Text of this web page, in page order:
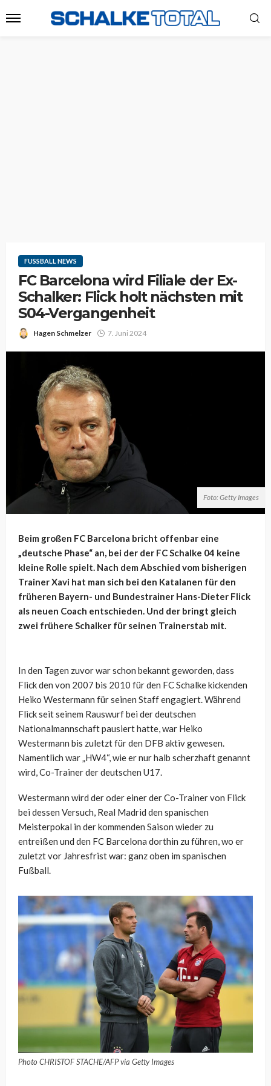
FUSSBALL NEWS
FC Barcelona wird Filiale der Ex-
Schalker: Flick holt nächsten mit
S04-Vergangenheit
Hagen Schmelzer 7. Juni 2024
Foto: Getty Images
Beim großen FC Barcelona bricht offenbar eine
„deutsche Phase“ an, bei der der FC Schalke 04 keine
kleine Rolle spielt. Nach dem Abschied vom bisherigen
Trainer Xavi hat man sich bei den Katalanen für den
früheren Bayern- und Bundestrainer Hans-Dieter Flick
als neuen Coach entschieden. Und der bringt gleich
zwei frühere Schalker für seinen Trainerstab mit.
In den Tagen zuvor war schon bekannt geworden, dass
Flick den von 2007 bis 2010 für den FC Schalke kickenden
Heiko Westermann für seinen Staff engagiert. Während
Flick seit seinem Rauswurf bei der deutschen
Nationalmannschaft pausiert hatte, war Heiko
Westermann bis zuletzt für den DFB aktiv gewesen.
Namentlich war „HW4“, wie er nur halb scherzhaft genannt
wird, Co-Trainer der deutschen U17.
Westermann wird der oder einer der Co-Trainer von Flick
bei dessen Versuch, Real Madrid den spanischen
Meisterpokal in der kommenden Saison wieder zu
entreißen und den FC Barcelona dorthin zu führen, wo er
zuletzt vor Jahresfrist war: ganz oben im spanischen
Fußball.
Photo CHRISTOF STACHE/AFP via Getty Images